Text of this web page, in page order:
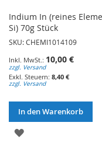
Indium In (reines
Si) 70g Stück
SKU: CHEMI1014109
10,00 €
zzgl. Versand
8,40 €
zzgl. Versand
In den Warenkorb
ZUR